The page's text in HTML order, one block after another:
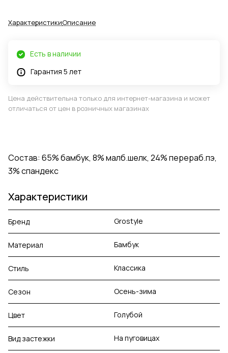
ХарактеристикиОписание
Есть в наличии
Гарантия 5 лет
Цена действительна только для интернет-магазина и может
отличаться от цен в розничных магазинах
Состав: 65% бамбук, 8% малб.шелк, 24% перераб.пэ,
3% спандекс
Характеристики
Бренд Grostyle
Материал Бамбук
Стиль Классика
Сезон Осень-зима
Цвет Голубой
Вид застежки На пуговицах